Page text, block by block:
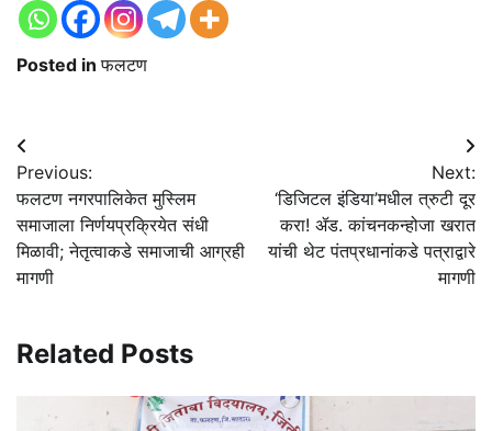
Posted inफलटण
Post
navigation
Previous:
फलटण नगरपालिकेत मुस्लिम
समाजाला निर्णयप्रक्रियेत संधी
मिळावी; नेतृत्वाकडे समाजाची आग्रही
मागणी
Next:
‘डिजिटल इंडिया’मधील त्रुटी दूर
करा! ॲड. कांचनकन्होजा खरात
यांची थेट पंतप्रधानांकडे पत्राद्वारे
मागणी
Related Posts